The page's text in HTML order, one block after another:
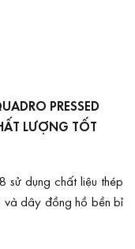
PRESSED
LƯỢNG TỐT
dụng chất liệu thép
dây đồng hồ bền bỉ